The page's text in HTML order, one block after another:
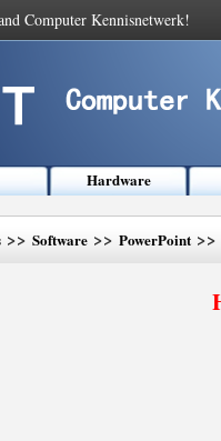
Computer Kennisnetwerk!
Hardware
>> Software >> PowerPoint>>